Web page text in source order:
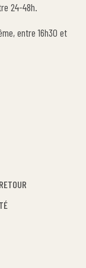
24-48h.
entre 16h30 et